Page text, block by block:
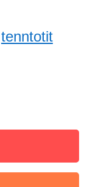
tenntotit